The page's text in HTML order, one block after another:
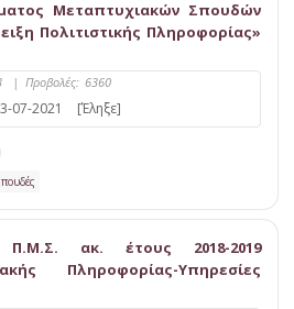
Μεταπτυχιακών Σπουδών
Πολιτιστικής Πληροφορίας»
| Προβολές: 6360
07-2021 [Έληξε]
ακ. έτους 2018-2019
Πληροφορίας-Υπηρεσίες